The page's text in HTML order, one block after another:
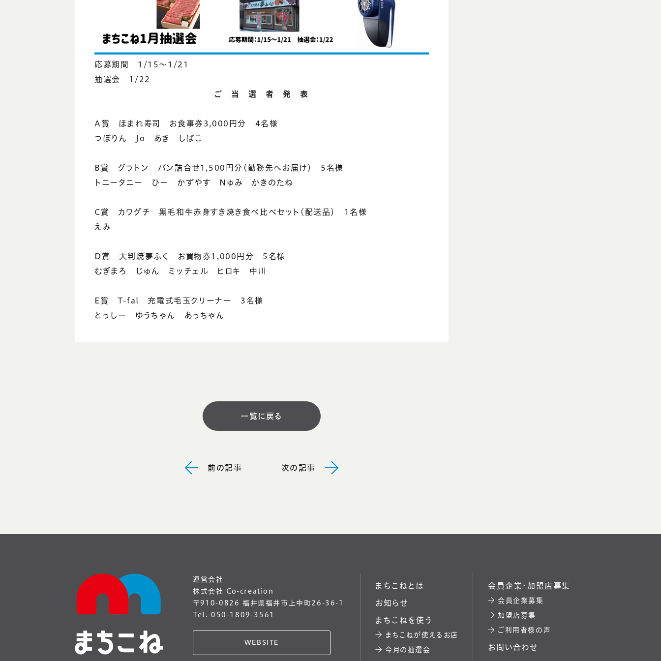
応募期間 1/15～1/21
抽選会 1/22
ご 当 選 者 発 表
A賞 ほまれ寿司 お食事券3,000円分 4名様
つぼりん Jo あき しばこ
B賞 グラトン パン詰合せ1,500円分（勤務先へお届け） 5名様
トニータニー ひー かずやす Nゅみ かきのたね
C賞 カワグチ 黒毛和牛赤身すき焼き食べ比べセット（配送品） 1名様
えみ
D賞 大判焼夢ふく お買物券1,000円分 5名様
むぎまろ じゅん ミッチェル ヒロキ 中川
E賞 T-fal 充電式毛玉クリーナー 3名様
とっしー ゆうちゃん あっちゃん
一覧に戻る
前の記事 次の記事
運営会社
株式会社 Co-creation
〒910-0826 福井県福井市上中町26-36-1
Tel. 050-1809-3561
WEBSITE
まちこねとは
お知らせ
まちこねを使う
まちこねが使えるお店
今月の抽選会
会員企業・加盟店募集
会員企業募集
加盟店募集
ご利用者様の声
お問い合わせ